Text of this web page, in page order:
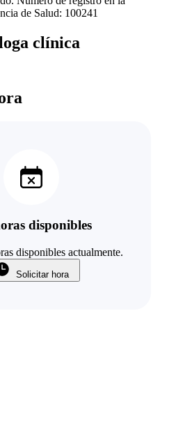
de Salud: 100241
clínica
disponibles
disponibles actualmente.
Solicitar hora